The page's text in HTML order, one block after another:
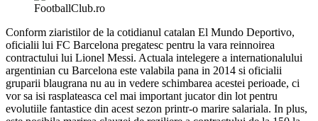
FootballClub.ro
Conform ziaristilor de la cotidianul catalan El Mundo Deportivo,
oficialii lui FC Barcelona pregatesc pentru la vara reinnoirea
contractului lui Lionel Messi. Actuala intelegere a internationalului
argentinian cu Barcelona este valabila pana in 2014 si oficialii
gruparii blaugrana nu au in vedere schimbarea acestei perioade, ci
vor sa isi rasplateasca cel mai important jucator din lot pentru
evolutiile fantastice din acest sezon printr-o marire salariala. In plus,